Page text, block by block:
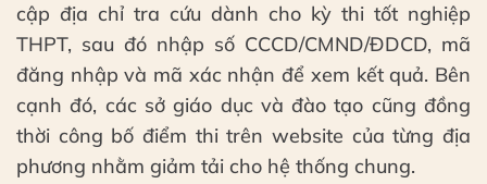
cập địa chỉ tra cứu dành cho kỳ thi tốt nghiệp
THPT, sau đó nhập số CCCD/CMND/ĐDCD, mã
đăng nhập và mã xác nhận để xem kết quả. Bên
cạnh đó, các sở giáo dục và đào tạo cũng đồng
thời công bố điểm thi trên website của từng địa
phương nhằm giảm tải cho hệ thống chung.